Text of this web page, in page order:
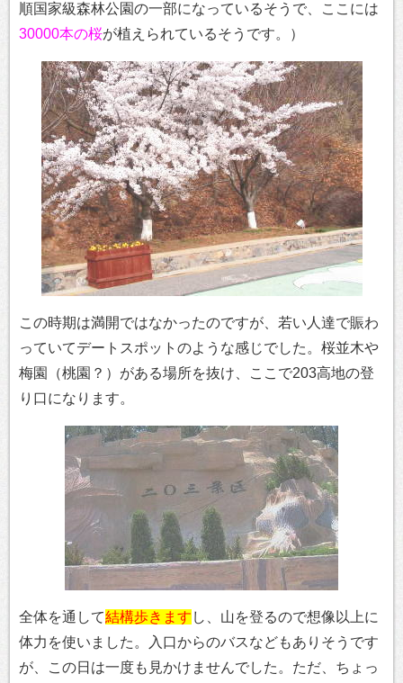
順国家級森林公園の一部になっているそうで、ここには
30000本の桜が植えられているそうです。）
この時期は満開ではなかったのですが、若い人達で賑わ
っていてデートスポットのような感じでした。桜並木や
梅園（桃園？）がある場所を抜け、ここで203高地の登
り口になります。
全体を通して結構歩きます し、山を登るので想像以上に
体力を使いました。入口からのバスなどもありそうです
が、この日は一度も見かけませんでした。ただ、ちょっ